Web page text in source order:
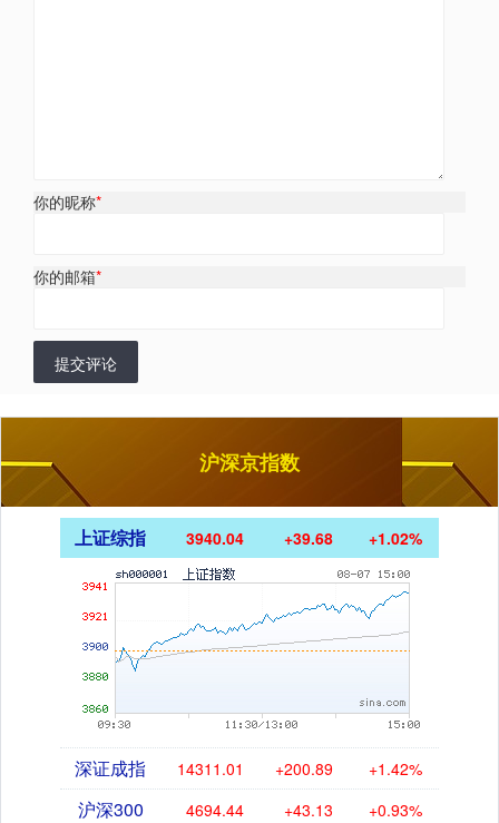
你的昵称*
你的邮箱*
提交评论
沪深京指数
上证综指 3940.04 +39.68 +1.02%
深证成指 14311.01 +200.89 +1.42%
沪深300 4694.44 +43.13 +0.93%